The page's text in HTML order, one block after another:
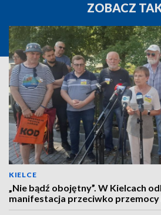
ZOBACZ
KIELCE
„Nie bądź obojętny”. W Kielcach
manifestacja przeciwko